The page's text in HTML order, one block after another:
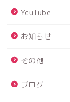
YouTube
お知らせ
その他
ブログ